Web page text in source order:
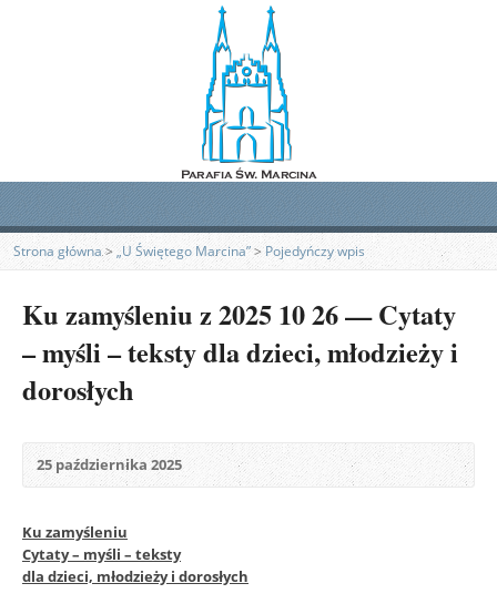
Strona główna> „U Świętego Marcina” >Pojedyńczy wpis
Ku zamyśleniu z 2025 10 26 — Cytaty
– myśli – teksty dla dzieci, młodzieży i
dorosłych
25 października 2025
Ku zamyśleniu
Cytaty – myśli – teksty
dla dzieci, młodzieży i dorosłych